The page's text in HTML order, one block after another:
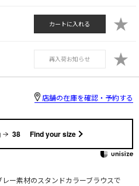
カートに入れる ★
再入荷お知らせ ★
店舗の在庫を確認・予約する
38 Find your size
ー素材のスタンドカラーブラウスで